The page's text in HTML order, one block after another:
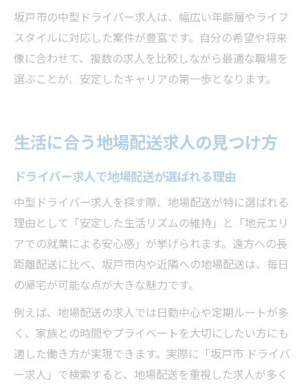
坂戸市の中型ドライバー求人は、幅広い年齢層やライフ
スタイルに対応した案件が豊富です。自分の希望や将来
像に合わせて、複数の求人を比較しながら最適な職場を
選ぶことが、安定したキャリアの第一歩となります。
生活に合う地場配送求人の見つけ方
ドライバー求人で地場配送が選ばれる理由
中型ドライバー求人を探す際、地場配送が特に選ばれる
理由として「安定した生活リズムの維持」と「地元エリ
アでの就業による安心感」が挙げられます。遠方への長
距離配送に比べ、坂戸市内や近隣への地場配送は、毎日
の帰宅が可能な点が大きな魅力です。
例えば、地場配送の求人では日勤中心や定期ルートが多
く、家族との時間やプライベートを大切にしたい方にも
適した働き方が実現できます。実際に「坂戸市 ドライバ
ー求人」で検索すると、地場配送を重視した求人が多く